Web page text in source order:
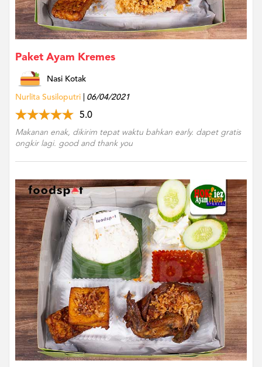
CALL
CENTER
021
3494
LOGIN
DAFTAR
Paket Ayam Kremes
Nasi Kotak
Nurlita Susiloputri 06/04/2021
5.0
Makanan enak, dikirim tepat waktu bahkan early. dapet gratis
ongkir lagi. good and thank you